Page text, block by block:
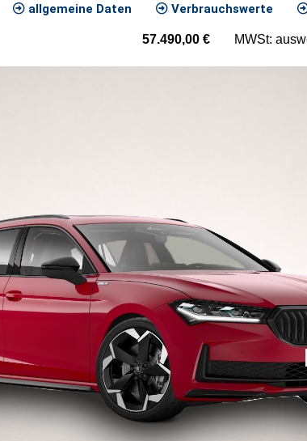
allgemeine Daten Verbrauchswerte
57.490,00 € MWSt: